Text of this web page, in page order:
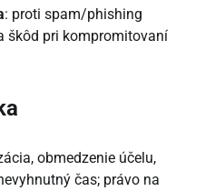
: proti spam/phishing
škôd pri kompromitovaní
obmedzenie účelu,
čas; právo na